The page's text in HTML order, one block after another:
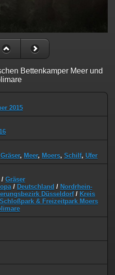
Bettenkamper Meer und
2015
Gräser, Meer, Moers, Schilf, Ufer
/ Gräser
/ Deutschland / Nordrhein-
Düsseldorf/ Kreis
Schloßpark & Freizeitpark Moers